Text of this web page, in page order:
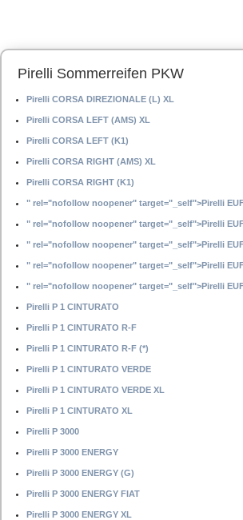
Pirelli Sommerreifen PKW
Pirelli CORSA DIREZIONALE (L) XL
Pirelli CORSA LEFT (AMS) XL
Pirelli CORSA LEFT (K1)
Pirelli CORSA RIGHT (AMS) XL
Pirelli CORSA RIGHT (K1)
" rel="nofollow noopener" target="_self">Pirelli
" rel="nofollow noopener" target="_self">Pirelli
" rel="nofollow noopener" target="_self">Pirelli
" rel="nofollow noopener" target="_self">Pirelli
" rel="nofollow noopener" target="_self">Pirelli
Pirelli P 1 CINTURATO
Pirelli P 1 CINTURATO R-F
Pirelli P 1 CINTURATO R-F (*)
Pirelli P 1 CINTURATO VERDE
Pirelli P 1 CINTURATO VERDE XL
Pirelli P 1 CINTURATO XL
Pirelli P 3000
Pirelli P 3000 ENERGY
Pirelli P 3000 ENERGY (G)
Pirelli P 3000 ENERGY FIAT
Pirelli P 3000 ENERGY XL